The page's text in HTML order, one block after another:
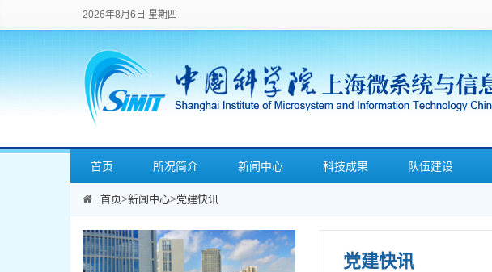
2026年8月6日 星期四
首页 所况简介 新闻中心 科技成果 队伍建设
首页>新闻中心>党建快讯
党建快讯